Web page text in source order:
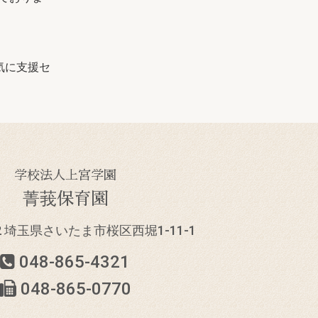
に支援セ
学校法人上宮学園
菁莪保育園
埼玉県さいたま市桜区西堀1-11-1
048-865-4321
048-865-0770